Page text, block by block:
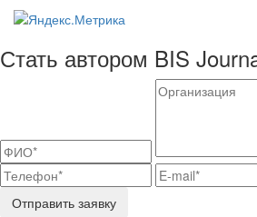
Стать автором BIS
Отправить заявку